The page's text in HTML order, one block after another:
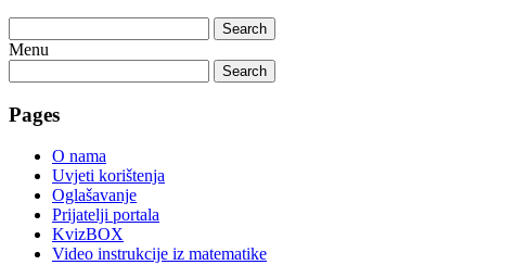
Search
Menu
Search
Pages
O nama
Uvjeti korištenja
Oglašavanje
Prijatelji portala
KvizBOX
Video instrukcije iz matematike